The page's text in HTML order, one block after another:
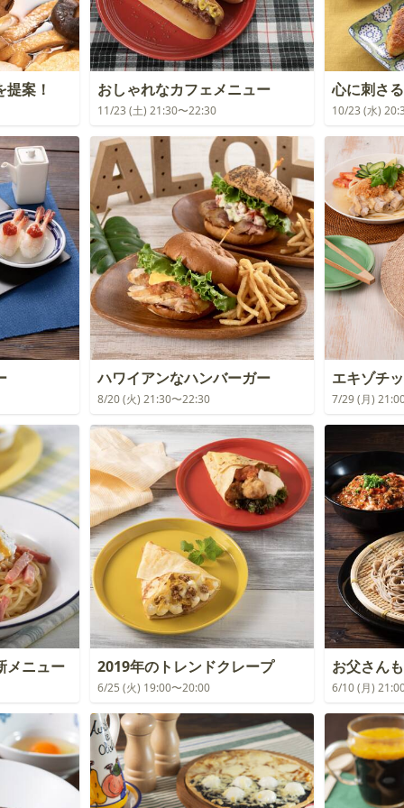
案！ おしゃれなカフェメニュー
11/23 (土) 21:30〜22:30
心に刺さ
10/23 (水)
ハワイアンなハンバーガー
8/20 (火) 21:30〜22:30
エキゾチ
7/29 (月)
メニュー 2019年のトレンドクレープ
6/25 (火) 19:00〜20:00
お父さん
6/10 (月)